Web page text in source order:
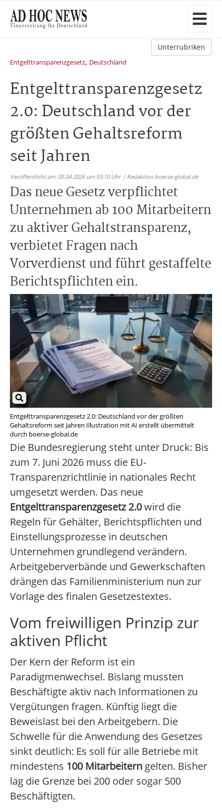
Unterrubriken
Entgelttransparenzgesetz, Deutschland
Entgelttransparenzgesetz
2.0: Deutschland vor der
größten Gehaltsreform
seit Jahren
Veröffentlicht am: 05.04.2026 um 03:10 Uhr | Redaktion boerse-global.de
Das neue Gesetz verpflichtet
Unternehmen ab 100 Mitarbeitern
zu aktiver Gehaltstransparenz,
verbietet Fragen nach
Vorverdienst und führt gestaffelte
Berichtspflichten ein.
Entgelttransparenzgesetz 2.0: Deutschland vor der größten
Gehaltsreform seit Jahren Illustration mit AI erstellt übermittelt
durch boerse-global.de
Die Bundesregierung steht unter Druck: Bis
zum 7. Juni 2026 muss die EU-
Transparenzrichtlinie in nationales Recht
umgesetzt werden. Das neue
Entgelttransparenzgesetz 2.0wird die
Regeln für Gehälter, Berichtspflichten und
Einstellungsprozesse in deutschen
Unternehmen grundlegend verändern.
Arbeitgeberverbände und Gewerkschaften
drängen das Familienministerium nun zur
Vorlage des finalen Gesetzestextes.
Vom freiwilligen Prinzip zur
aktiven Pflicht
Der Kern der Reform ist ein
Paradigmenwechsel. Bislang mussten
Beschäftigte aktiv nach Informationen zu
Vergütungen fragen. Künftig liegt die
Beweislast bei den Arbeitgebern. Die
Schwelle für die Anwendung des Gesetzes
sinkt deutlich: Es soll für alle Betriebe mit
mindestens 100 Mitarbeitern gelten. Bisher
lag die Grenze bei 200 oder sogar 500
Beschäftigten.